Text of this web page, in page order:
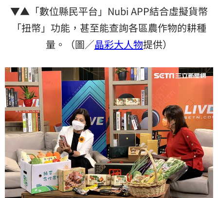
▼▲「數位縣民平台」Nubi APP結合虛擬貨幣
「扭幣」功能，甚至能查詢各區農作物的耕種
量。（圖／晶彩大人物提供）